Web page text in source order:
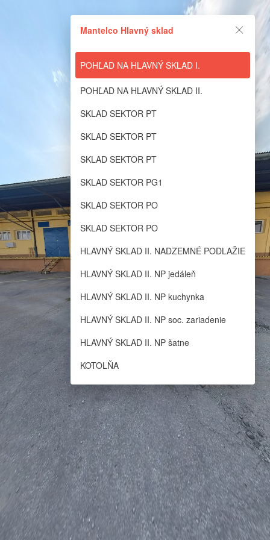
Mantelco Hlavný sklad
POHĽAD NA HLAVNÝ SKLAD I.
POHĽAD NA HLAVNÝ SKLAD II.
SKLAD SEKTOR PT
SKLAD SEKTOR PT
SKLAD SEKTOR PT
SKLAD SEKTOR PG1
SKLAD SEKTOR PO
SKLAD SEKTOR PO
HLAVNÝ SKLAD II. NADZEMNÉ PODLAŽIE
HLAVNÝ SKLAD II. NP jedáleň
HLAVNÝ SKLAD II. NP kuchynka
HLAVNÝ SKLAD II. NP soc. zariadenie
HLAVNÝ SKLAD II. NP šatne
KOTOLŇA
Lapentor.com - Simple yet
powerful Virtual Tour editor
The online Virtual Tour editor which support self-hosting on your own